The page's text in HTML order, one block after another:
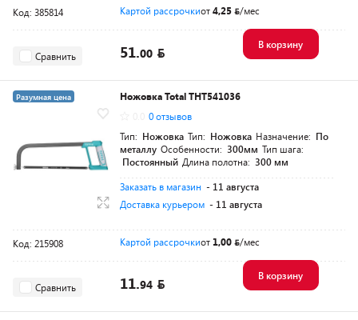
Код: 385814 Картой рассрочкиот4,25 /мес
Сравнить 51.00
В корзину
Разумная цена
Ножовка Total THT541036
0 отзывов
Тип: Ножовка Тип: Ножовка Назначение: По
металлу Особенности: 300мм Тип шага:
Постоянный Длина полотна: 300 мм
Заказать в магазин - 11 августа
Доставка курьером - 11 августа
Код: 215908 Картой рассрочкиот 1,00 /мес
Сравнить 11.94
В корзину